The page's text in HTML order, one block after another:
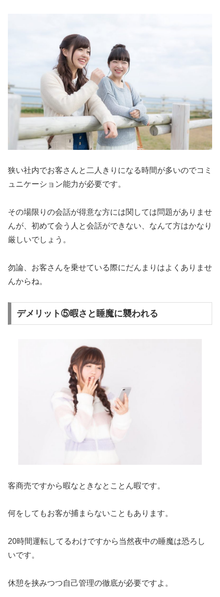
狭い社内でお客さんと二人きりになる時間が多いのでコミ
ュニケーション能力が必要です。
その場限りの会話が得意な方には関しては問題がありませ
んが、初めて会う人と会話ができない、なんて方はかなり
厳しいでしょう。
勿論、お客さんを乗せている際にだんまりはよくありませ
んからね。
デメリット⑤暇さと睡魔に襲われる
客商売ですから暇なときなとことん暇です。
何をしてもお客が捕まらないこともあります。
20時間運転してるわけですから当然夜中の睡魔は恐ろし
いです。
休憩を挟みつつ自己管理の徹底が必要ですよ。